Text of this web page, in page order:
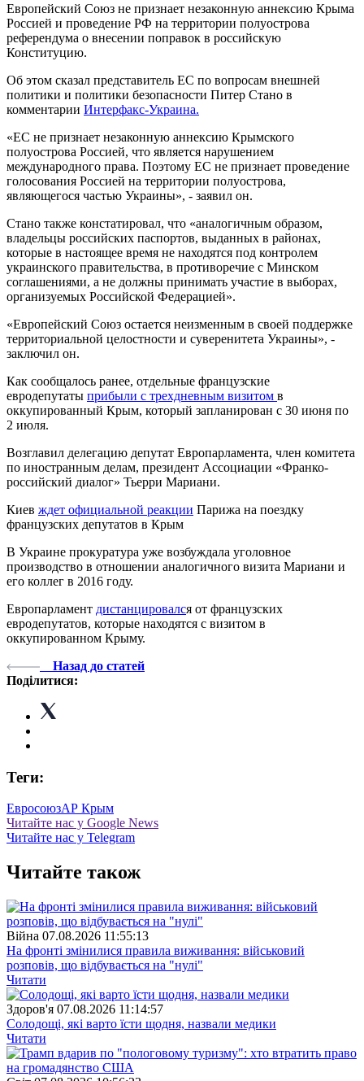
Европейский Союз не признает незаконную аннексию Крыма
Россией и проведение РФ на территории полуострова
референдума о внесении поправок в российскую
Конституцию.
Об этом сказал представитель ЕС по вопросам внешней
политики и политики безопасности Питер Стано в
комментарии Интерфакс-Украина.
«ЕС не признает незаконную аннексию Крымского
полуострова Россией, что является нарушением
международного права. Поэтому ЕС не признает проведение
голосования Россией на территории полуострова,
являющегося частью Украины», - заявил он.
Стано также констатировал, что «аналогичным образом,
владельцы российских паспортов, выданных в районах,
которые в настоящее время не находятся под контролем
украинского правительства, в противоречие с Минском
соглашениями, а не должны принимать участие в выборах,
организуемых Российской Федерацией».
«Европейский Союз остается неизменным в своей поддержке
территориальной целостности и суверенитета Украины», -
заключил он.
Как сообщалось ранее, отдельные французские
евродепутаты прибыли с трехдневным визитом в
оккупированный Крым, который запланирован с 30 июня по
2 июля.
Возглавил делегацию депутат Европарламента, член комитета
по иностранным делам, президент Ассоциации «Франко-
российский диалог» Тьерри Мариани.
Киев ждет официальной реакции Парижа на поездку
французских депутатов в Крым
В Украине прокуратура уже возбуждала уголовное
производство в отношении аналогичного визита Мариани и
его коллег в 2016 году.
Европарламент дистанцировался от французских
евродепутатов, которые находятся с визитом в
оккупированном Крыму.
Назад до статей
Поділитися:
Теги:
ЕвросоюзАР Крым
Читайте нас у Google News
Читайте нас у Telegram
Читайте також
Війна 07.08.2026 11:55:13
На фронті змінилися правила виживання: військовий
розповів, що відбувається на "нулі"
Читати
Здоров'я 07.08.2026 11:14:57
Солодощі, які варто їсти щодня, назвали медики
Читати